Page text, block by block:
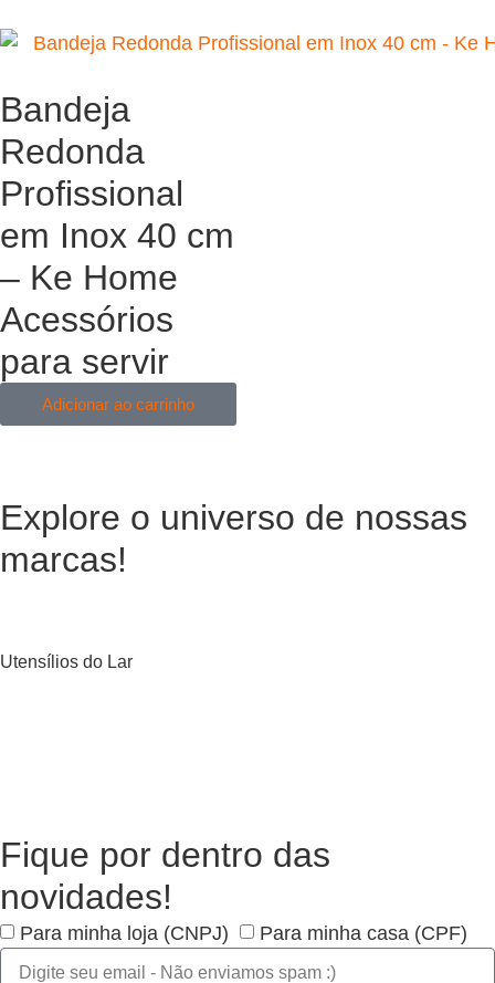
Bandeja
Redonda
Profissional
em Inox 40 cm
– Ke Home
Acessórios
para servir
Adicionar ao carrinho
Explore o universo de nossas
marcas!
Utensílios do Lar
Fique por dentro das
novidades!
Para minha loja (CNPJ) Para minha casa (CPF)